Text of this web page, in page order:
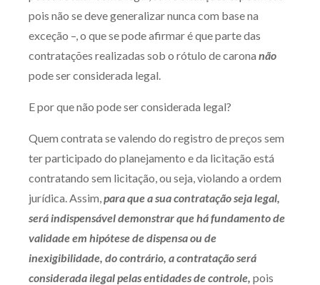
pois não se deve generalizar nunca com base na
exceção –, o que se pode afirmar é que parte das
contratações realizadas sob o rótulo de carona não
pode ser considerada legal.
E por que não pode ser considerada legal?
Quem contrata se valendo do registro de preços sem
ter participado do planejamento e da licitação está
contratando sem licitação, ou seja, violando a ordem
jurídica. Assim,para que a sua contratação seja legal,
será indispensável demonstrar que há fundamento de
validade em hipótese de dispensa ou de
inexigibilidade, do contrário, a contratação será
considerada ilegal pelas entidades de controle, pois